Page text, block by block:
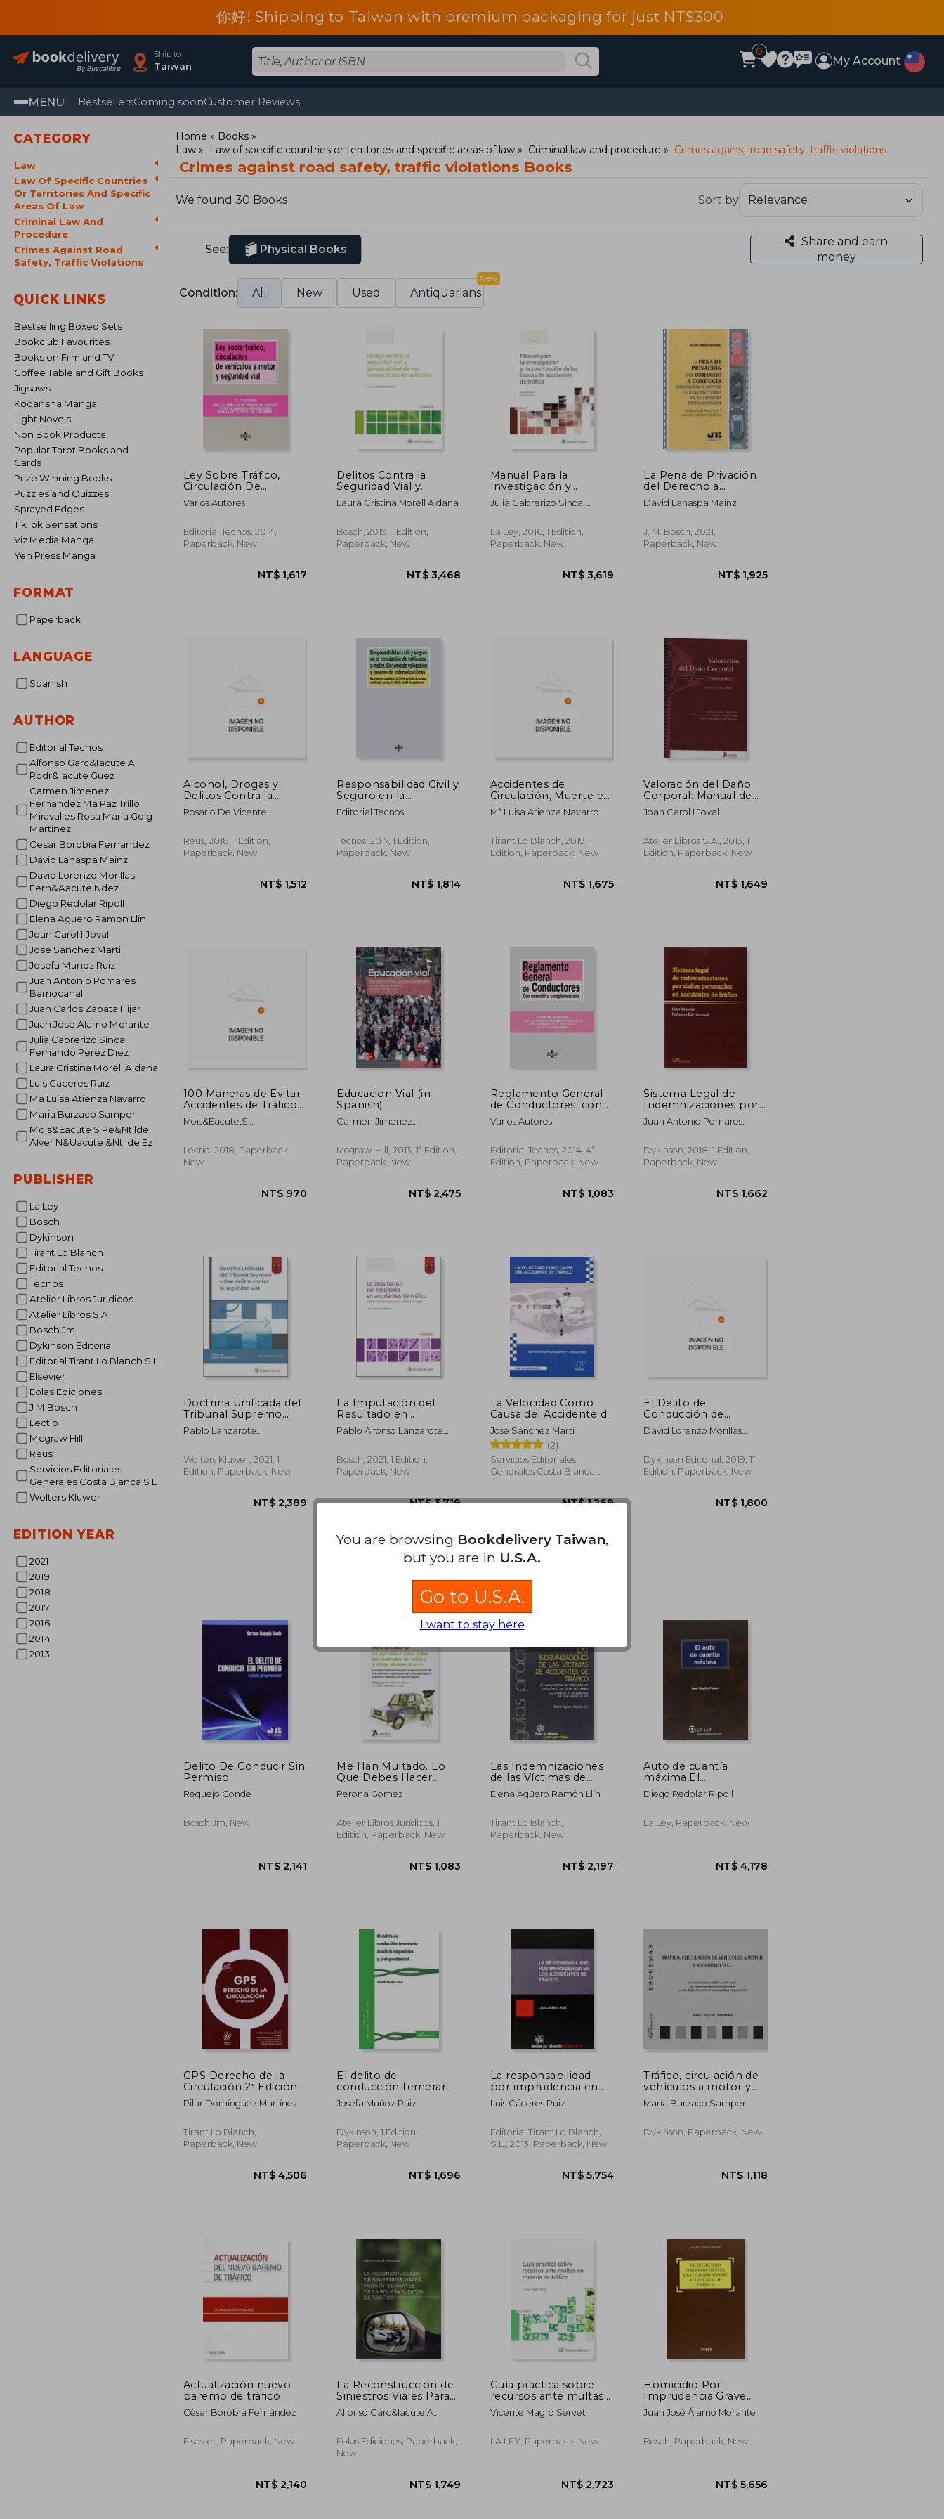
你好! Shipping to Taiwan with premium packaging for just NT$300
Ship to
Taiwan
0
My Account
MENU BestsellersComing soonCustomer Reviews
CATEGORY
Law
Law Of Specific Countries
Or Territories And Specific
Areas Of Law
Criminal Law And
Procedure
Crimes Against Road
Safety, Traffic Violations
QUICK LINKS
Bestselling Boxed Sets
Bookclub Favourites
Books on Film and TV
Coffee Table and Gift Books
Jigsaws
Kodansha Manga
Light Novels
Non Book Products
Popular Tarot Books and
Cards
Prize Winning Books
Puzzles and Quizzes
Sprayed Edges
TikTok Sensations
Viz Media Manga
Yen Press Manga
FORMAT
Paperback
LANGUAGE
Spanish
AUTHOR
Editorial Tecnos
Alfonso Garc&Iacute A
Rodr&Iacute Guez
Carmen Jimenez
Fernandez Ma Paz Trillo
Miravalles Rosa Maria Goig
Martinez
Cesar Borobia Fernandez
David Lanaspa Mainz
David Lorenzo Morillas
Fern&Aacute Ndez
Diego Redolar Ripoll
Elena Aguero Ramon Llin
Joan Carol I Joval
Jose Sanchez Marti
Josefa Munoz Ruiz
Juan Antonio Pomares
Barriocanal
Juan Carlos Zapata Hijar
Juan Jose Alamo Morante
Julia Cabrerizo Sinca
Fernando Perez Diez
Laura Cristina Morell Aldana
Luis Caceres Ruiz
Ma Luisa Atienza Navarro
Maria Burzaco Samper
Mois&Eacute S Pe&Ntilde
Alver N&Uacute &Ntilde Ez
PUBLISHER
La Ley
Bosch
Dykinson
Tirant Lo Blanch
Editorial Tecnos
Tecnos
Atelier Libros Juridicos
Atelier Libros S A
Bosch Jm
Dykinson Editorial
Editorial Tirant Lo Blanch S L
Elsevier
Eolas Ediciones
J M Bosch
Lectio
Mcgraw Hill
Reus
Servicios Editoriales
Generales Costa Blanca S L
Wolters Kluwer
EDITION YEAR
2021
2019
2018
2017
2016
2014
2013
Home
Books
Law
Law of specific countries or territories and specific areas of law Criminal law and procedure Crimes against road safety, traffic violations
Crimes against road safety, traffic violations Books
We found 30 Books Sort by
See: Physical Books
Share and earn
money
Condition: All New Used Antiquarians
New
Ley Sobre Tráfico,
Circulación De
Vehículos A Motor Y
Seguridad Vial (in
Varios Autores
Editorial Tecnos, 2014,
Paperback, New
Delitos Contra la
Seguridad Vial y
Siniestralidad de los
Nuevos Tipos de
Laura Cristina Morell Aldana
Bosch, 2019, 1 Edition,
Paperback, New
Manual Para la
Investigación y
Reconstrucción de las
Causas de Accidentes
Julià Cabrerizo Sinca;
La Ley, 2016, 1 Edition,
Paperback, New
NT$ 3,619
La Pena de Privación
del Derecho a
Conducir Vehículos a
Motor y Ciclomotores
Español. Aplicación
Práctica y Análisis
David Lanaspa Mainz
J. M. Bosch, 2021,
Paperback, New
Alcohol, Drogas y
Delitos Contra la
Seguridad Vial (in
Spanish)
Rosario De Vicente
Reus, 2018, 1 Edition,
Paperback, New
Responsabilidad Civil y
Seguro en la
Circulación de
Vehículos a Motor.
y Baremo de
Indemnizaciones: Real
de Textos Legales) (in
Editorial Tecnos
Tecnos, 2017, 1 Edition,
Paperback, New
Accidentes de
Circulación, Muerte e
Indemnización
(Monografías) (in
Mª Luisa Atienza Navarro
Tirant Lo Blanch, 2019, 1
Edition, Paperback, New
NT$ 1,675
Valoración del Daño
Corporal: Manual de
Consulta: En
Accidentes de Tráfico y
Spanish)
Joan Carol I Joval
Atelier Libros S.A., 2013, 1
Edition, Paperback, New
100 Maneras de Evitar
Accidentes de Tráfico
(in Spanish)
Mois&Eacute;S
N&Uacute;&Ntilde;Ez
Lectio, 2018, Paperback,
New
Educacion Vial (in
Spanish)
Carmen Jimenez
Miravalles,Rosa Maria Goig
Martinez
Mcgraw-Hill, 2013, 1ª Edition,
Paperback, New
Reglamento General
de Conductores: con
normativa
complementaria (in
Varios Autores
Editorial Tecnos, 2014, 4ª
Edition, Paperback, New
Sistema Legal de
Indemnizaciones por
Daños Personales en
Accidentes de Tráfico
Juan Antonio Pomares
Dykinson, 2018, 1 Edition,
Paperback, New
Doctrina Unificada del
Tribunal Supremo
Sobre Delitos Contra
la Seguridad Vial (in
Pablo Lanzarote
Wolters Kluwer, 2021, 1
Edition, Paperback, New
La Imputación del
Resultado en
Accidentes de Tráfico:
Infracciones
Delitos de Riesgo (in
Spanish)
Pablo Alfonso Lanzarote
Bosch, 2021, 1 Edition,
Paperback, New
NT$ 3,719
in Good Condition for
Buy Used
La Velocidad Como
Causa del Accidente de
Tráfico. Supuestos
Propuestos y
Resueltos. (in Spanish)
José Sánchez Martí
(2)
Servicios Editoriales
Generales Costa Blanca
NT$ 1,269
El Delito de
Conducción de
Vehículos a Motor o
Ciclomotores sin
Cometido por
Menores de Edad (in
David Lorenzo Morillas
Dykinson Editorial, 2019, 1ª
Edition, Paperback, New
Delito De Conducir Sin
Permiso
Requejo Conde
Bosch Jm, New
NT$ 2,141
Me Han Multado. Lo
Que Debes Hacer
Sobre Las Sanciones
De Trafico Y Como
Perona Gomez
Atelier Libros Jurídicos, 1
Edition, Paperback, New
NT$ 1,083
Las Indemnizaciones
de las Víctimas de
Accidentes de Tráfico
Elena Agüero Ramón Llín
Tirant Lo Blanch,
Paperback, New
NT$ 2,197
Auto de cuantía
máxima,El
(Monografías Proceso
Civil Práctico)
Diego Redolar Ripoll
La Ley, Paperback, New
GPS Derecho de la
Circulación 2ª Edición
2018
Pilar Domínguez Martínez
Tirant Lo Blanch,
Paperback, New
NT$ 4,506
El delito de
conducción temeraria.
Análisis dogmático y
jurisprudencial
Derecho Penal)
Josefa Muñoz Ruiz
Dykinson, 1 Edition,
Paperback, New
NT$ 1,696
La responsabilidad
por imprudencia en
los accidentes de
tráfico (Tratados,
Prácticas Procesales)
Luis Cáceres Ruiz
Editorial Tirant Lo Blanch,
S.L., 2013, Paperback, New
NT$ 5,754
Tráfico, circulación de
vehículos a motor y
seguridad vial.
Esquemas.
María Burzaco Samper
Dykinson, Paperback, New
Actualización nuevo
baremo de tráfico
César Borobia Fernández
Elsevier, Paperback, New
La Reconstrucción de
Siniestros Viales Para
Integrantes de la
Policía Judicial de
Alfonso Garc&Iacute;A
Eolas Ediciones, Paperback,
New
Guía práctica sobre
recursos ante multas
en materia de tráfico
Vicente Magro Servet
LA LEY, Paperback, New
Homicidio Por
Imprudencia Grave
Derivado De Accidente
De Tráfico (Práctica
Juan José Álamo Morante
Bosch, Paperback, New
You are browsing Bookdelivery Taiwan,
but you are in U.S.A.
Go to U.S.A.
I want to stay here